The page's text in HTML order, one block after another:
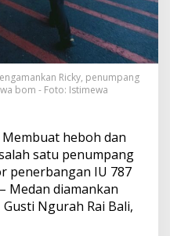
Ricky, penumpang
bom - Foto: Istimewa
Membuat heboh dan
satu penumpang
penerbangan IU 787
Medan diamankan
Ngurah Rai Bali,